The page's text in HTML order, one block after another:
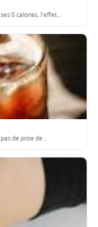
0 calories, l'effet…
de prise de…